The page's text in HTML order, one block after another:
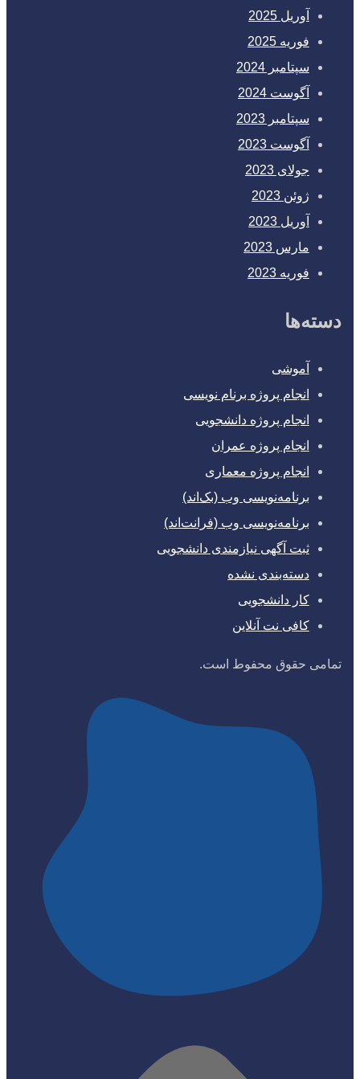
آوریل 2025
فوریه 2025
سپتامبر 2024
آگوست 2024
سپتامبر 2023
آگوست 2023
جولای 2023
ژوئن 2023
آوریل 2023
مارس 2023
فوریه 2023
دسته‌ها
آموشی
انجام پروژه برنام نویسی
انجام پروژه دانشجویی
انجام پروژه عمران
انجام پروژه معماری
برنامه‌نویسی وب (بک‌اند)
برنامه‌نویسی وب (فرانت‌اند)
ثبت آگهی نیازمندی دانشجویی
دسته‌بندی نشده
کار دانشجویی
کافی نت آنلاین
تمامی حقوق محفوط است.